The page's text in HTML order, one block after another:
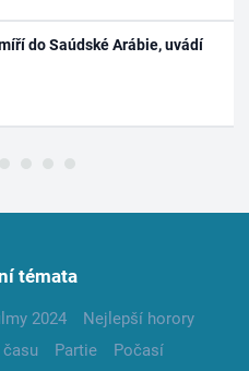
do Saúdské Arábie, uvádí
témata
2024
Nejlepší horory
Partie
Počasí